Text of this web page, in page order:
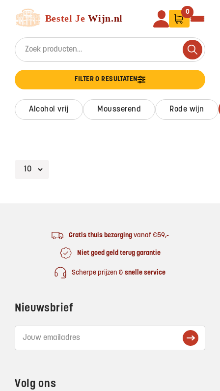
Search for:
Search
0
FILTER 0 RESULTATEN
alcohol vrij mousserend rode wijn
Gratis thuis bezorgingvanaf €59,-
Niet goed geld terug garantie
Scherpe prijzen & snelle service
Nieuwsbrief
Volg ons